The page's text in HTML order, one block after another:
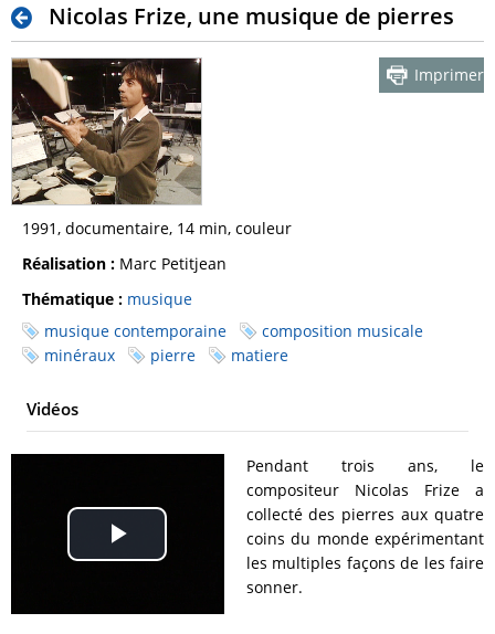
Nicolas Frize, une musique de pierres
Imprimer
1991, documentaire, 14 min, couleur
Réalisation : Marc Petitjean
Thématique : musique
musique contemporaine
composition musicale
minéraux
pierre matiere
Vidéos
Play
Video
Pendant trois ans, le
compositeur Nicolas Frize a
collecté des pierres aux quatre
coins du monde expérimentant
les multiples façons de les faire
sonner.